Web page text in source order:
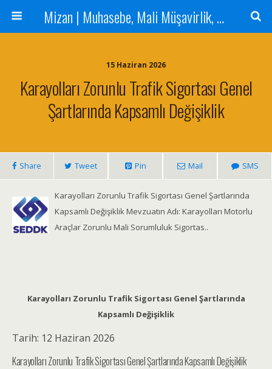
Mizan | Muhasebe, Mali Müşavirlik, Denetim Hizmetleri
15 Haziran 2026
Karayolları Zorunlu Trafik Sigortası Genel
Şartlarında Kapsamlı Değişiklik
Share Tweet Pin Mail SMS
Karayolları Zorunlu Trafik Sigortası Genel Şartlarında
Kapsamlı Değişiklik Mevzuatın Adı: Karayolları Motorlu
Araçlar Zorunlu Mali Sorumluluk Sigortas..
Karayolları Zorunlu Trafik Sigortası Genel Şartlarında
Kapsamlı Değişiklik
Tarih: 12 Haziran 2026
Karayolları Zorunlu Trafik Sigortası Genel Şartlarında Kapsamlı Değişiklik